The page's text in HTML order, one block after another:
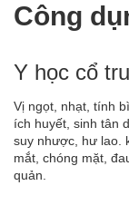
Công
Y học cổ
Vị ngọt, nhạt, tính
ích huyết, sinh tân
suy nhược, hư lao.
mắt, chóng mặt,
quản.